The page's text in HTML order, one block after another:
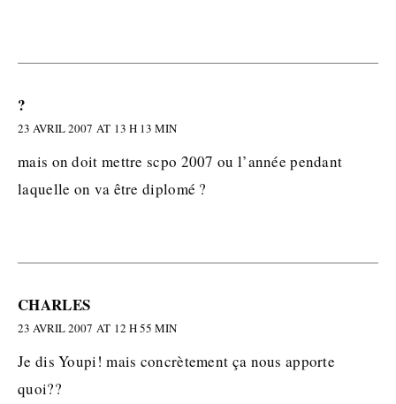
?
23 AVRIL 2007 AT 13 H 13 MIN
mais on doit mettre scpo 2007 ou l’année pendant
laquelle on va être diplomé ?
CHARLES
23 AVRIL 2007 AT 12 H 55 MIN
Je dis Youpi! mais concrètement ça nous apporte
quoi??